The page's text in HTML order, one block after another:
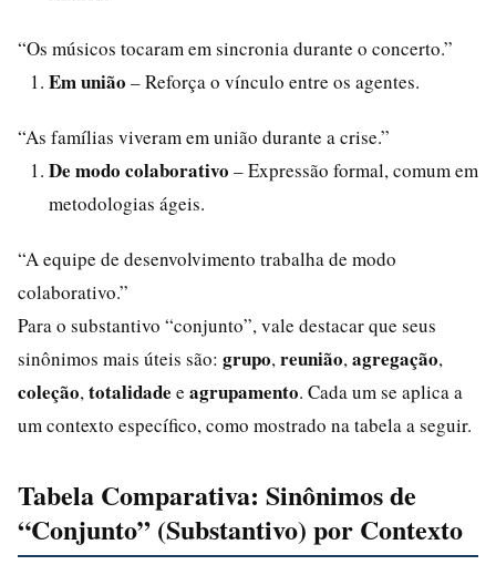
“Os músicos tocaram em sincronia durante o concerto.”
Em união – Reforça o vínculo entre os agentes.
“As famílias viveram em união durante a crise.”
De modo colaborativo – Expressão formal, comum em
metodologias ágeis.
“A equipe de desenvolvimento trabalha de modo
colaborativo.”
Para o substantivo “conjunto”, vale destacar que seus
sinônimos mais úteis são: grupo, reunião, agregação,
coleção, totalidade e agrupamento. Cada um se aplica a
um contexto específico, como mostrado na tabela a seguir.
Tabela Comparativa: Sinônimos de
“Conjunto” (Substantivo) por Contexto